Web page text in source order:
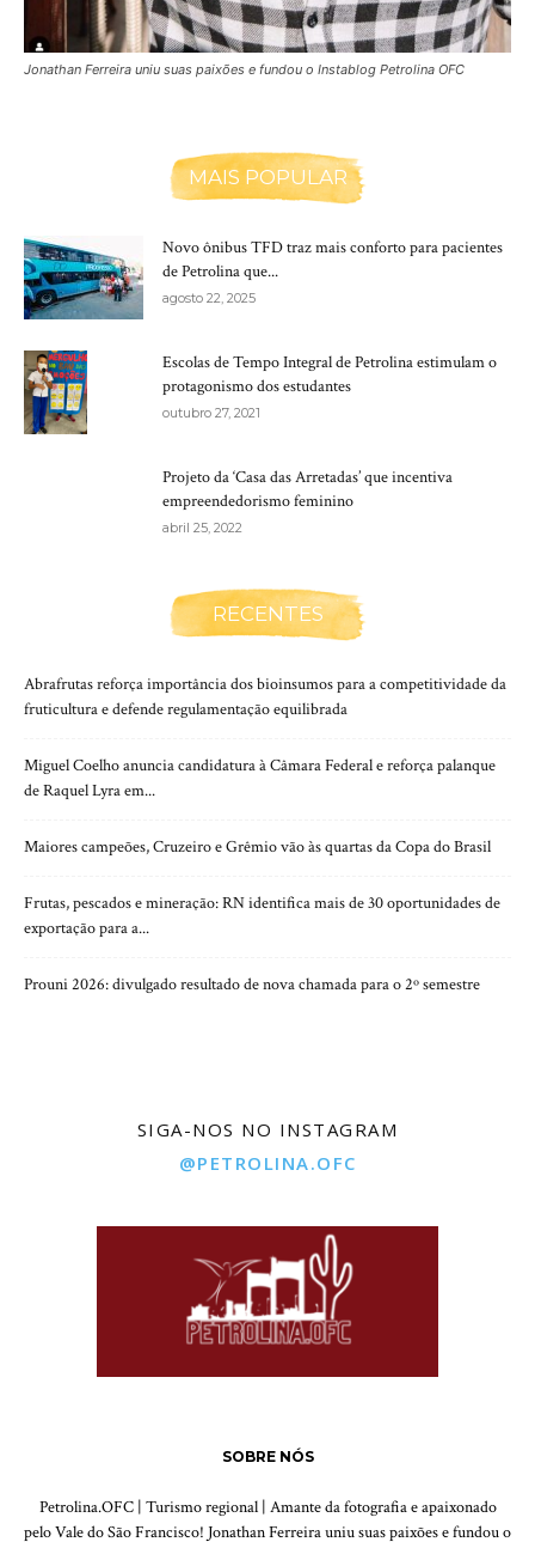
Jonathan Ferreira uniu suas paixões e fundou o Instablog Petrolina OFC
MAIS POPULAR
Novo ônibus TFD traz mais conforto para pacientes
de Petrolina que...
agosto 22, 2025
Escolas de Tempo Integral de Petrolina estimulam o
protagonismo dos estudantes
outubro 27, 2021
Projeto da ‘Casa das Arretadas’ que incentiva
empreendedorismo feminino
abril 25, 2022
RECENTES
Abrafrutas reforça importância dos bioinsumos para a competitividade da
fruticultura e defende regulamentação equilibrada
Miguel Coelho anuncia candidatura à Câmara Federal e reforça palanque
de Raquel Lyra em...
Maiores campeões, Cruzeiro e Grêmio vão às quartas da Copa do Brasil
Frutas, pescados e mineração: RN identifica mais de 30 oportunidades de
exportação para a...
Prouni 2026: divulgado resultado de nova chamada para o 2º semestre
SIGA-NOS NO INSTAGRAM
@PETROLINA.OFC
SOBRE NÓS
Petrolina.OFC | Turismo regional | Amante da fotografia e apaixonado
pelo Vale do São Francisco! Jonathan Ferreira uniu suas paixões e fundou o